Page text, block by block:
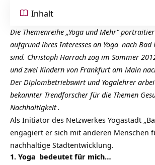
Inhalt
Die Themenreihe „Yoga und Mehr“
aufgrund ihres Interesses an Yoga nach Bad
sind. Christoph Harrach zog im Sommer
und zwei Kindern von Frankfurt am Main
Der Diplombetriebswirt und Yogalehrer
bekannter Trendforscher für die Themen
Nachhaltigkeit.
Als Initiator des Netzwerkes Yogastadt
engagiert er sich mit anderen Menschen
nachhaltige Stadtentwicklung.
1. Yoga bedeutet für mich…